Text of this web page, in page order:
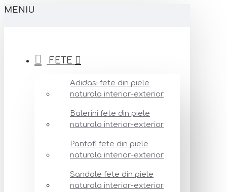
MENIU
FETE
Adidasi fete din piele
naturala interior-exterior
Balerini fete din piele
naturala interior-exterior
Pantofi fete din piele
naturala interior-exterior
Sandale fete din piele
naturala interior-exterior